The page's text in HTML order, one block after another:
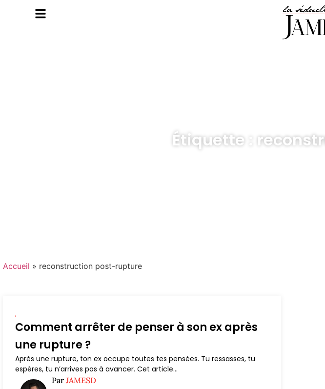
Étiquette :
Accueil » reconstruction post-rupture
,
Comment arrêter de penser à son ex après
une rupture ?
Après une rupture, ton ex occupe toutes tes pensées. Tu ressasses, tu
espères, tu n’arrives pas à avancer. Cet article...
ParJAMESD